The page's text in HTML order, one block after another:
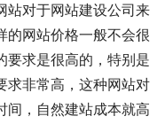
站对于网站建设公司来
的网站价格一般不会很
要求是很高的，特别是
求非常高，这种网站对
间，自然建站成本就高